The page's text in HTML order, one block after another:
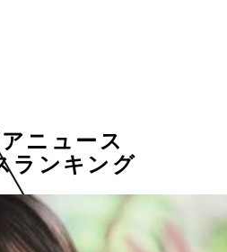
ニュース
ランキング